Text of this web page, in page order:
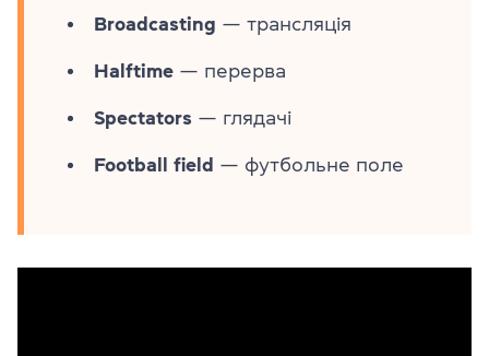
Broadcasting — трансляція
Halftime — перерва
Spectators — глядачі
Football field — футбольне поле